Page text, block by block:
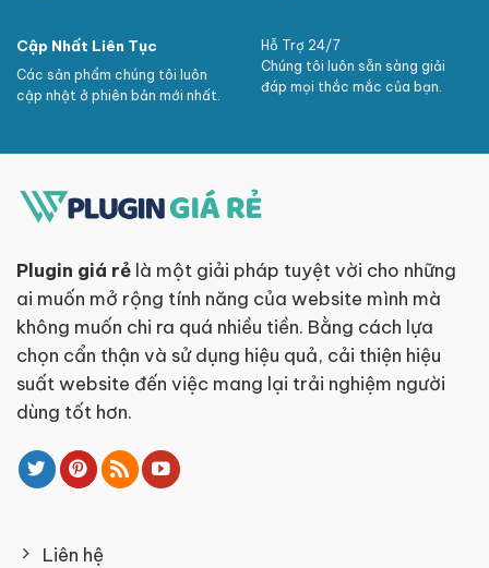
Cập Nhất Liên Tục
Các sản phẩm chúng tôi luôn
cập nhật ở phiên bản mới nhất.
Hỗ Trợ 24/7
Chúng tôi luôn sẵn sàng giải
đáp mọi thắc mắc của bạn.
Plugin giá rẻ là một giải pháp tuyệt vời cho những
ai muốn mở rộng tính năng của website mình mà
không muốn chi ra quá nhiều tiền. Bằng cách lựa
chọn cẩn thận và sử dụng hiệu quả, cải thiện hiệu
suất website đến việc mang lại trải nghiệm người
dùng tốt hơn.
Liên hệ